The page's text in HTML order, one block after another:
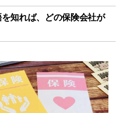
知れば、どの保険会社が